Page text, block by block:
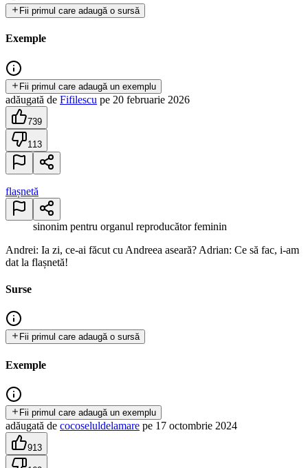
Fii primul care adaugă o sursă
Exemple
Fii primul care adaugă un exemplu
adăugată de Fifilescu pe 20 februarie 2026
739
113
flașnetă
sinonim pentru organul reproducător feminin
Andrei: Ia zi, ce-ai făcut cu Andreea aseară? Adrian: Ce să fac, i-am
dat la flașnetă!
Surse
Fii primul care adaugă o sursă
Exemple
Fii primul care adaugă un exemplu
adăugată de cocoseluldelamare pe 17 octombrie 2024
913